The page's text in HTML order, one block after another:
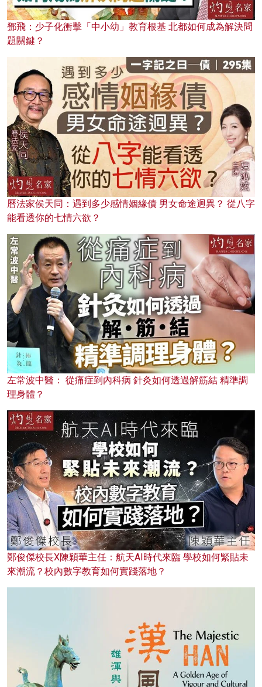
鄧飛：少子化衝擊「中小幼」教育根基 北都如何成為解決問
題關鍵？
曆法家侯天同：遇到多少感情姻緣債 男女命途迥異？ 從八字
能看透你的七情六欲？
左常波中醫： 從痛症到內科病 針灸如何透過解筋結 精準調
理身體？
鄭俊傑校長X陳穎華主任：航天AI時代來臨 學校如何緊貼未
來潮流？校內數字教育如何實踐落地？